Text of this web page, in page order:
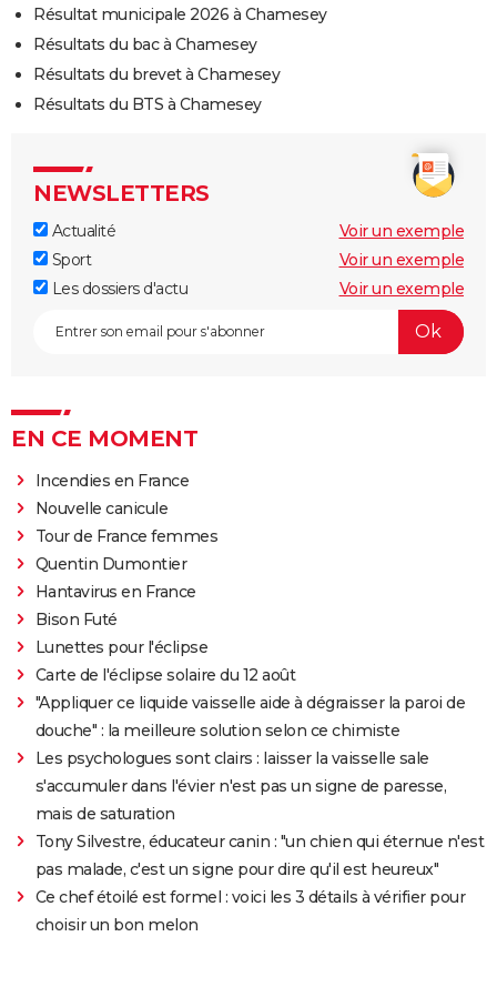
Résultat municipale 2026 à Chamesey
Résultats du bac à Chamesey
Résultats du brevet à Chamesey
Résultats du BTS à Chamesey
NEWSLETTERS
Actualité
Voir un exemple
Sport
Voir un exemple
Les dossiers d'actu
Voir un exemple
EN CE MOMENT
Incendies en France
Nouvelle canicule
Tour de France femmes
Quentin Dumontier
Hantavirus en France
Bison Futé
Lunettes pour l'éclipse
Carte de l'éclipse solaire du 12 août
"Appliquer ce liquide vaisselle aide à dégraisser la paroi de
douche" : la meilleure solution selon ce chimiste
Les psychologues sont clairs : laisser la vaisselle sale
s'accumuler dans l'évier n'est pas un signe de paresse,
mais de saturation
Tony Silvestre, éducateur canin : "un chien qui éternue n'est
pas malade, c'est un signe pour dire qu'il est heureux"
Ce chef étoilé est formel : voici les 3 détails à vérifier pour
choisir un bon melon